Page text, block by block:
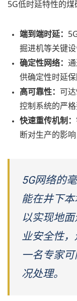
5G低时延特性的煤
端到端时延：
掘进机等关键
确定性网络：
供确定性时延
高可靠性：
可
控制系统的严
快速重传机制：
断对生产的影响
5G网络的
能在井下
以实现地
业安全性，
一名专家
况处理。